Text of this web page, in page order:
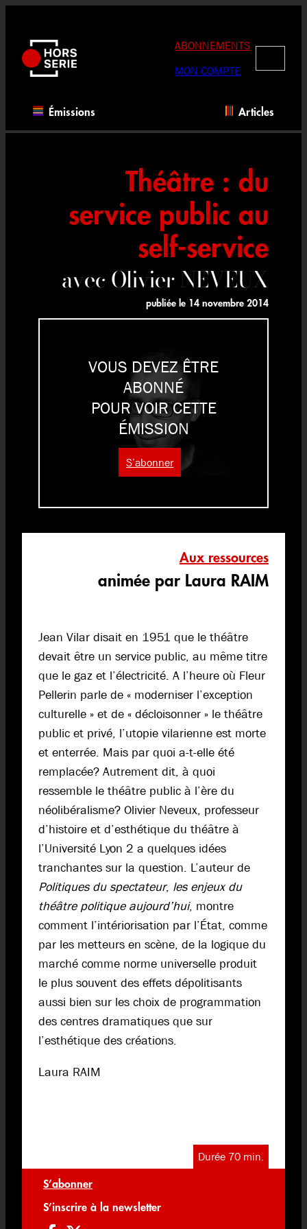
contenu
ABONNEMENTS
MON COMPTE
Émissions Articles
Théâtre : du
service public au
self-service
avec Olivier NEVEUX
publiée le 14 novembre 2014
VOUS DEVEZ ÊTRE
ABONNÉ
POUR VOIR CETTE
ÉMISSION
S’abonner
Aux ressources
animée par Laura RAIM
Jean Vilar disait en 1951 que le théâtre
devait être un service public, au même titre
que le gaz et l’électricité. A l’heure où Fleur
Pellerin parle de « moderniser l’exception
culturelle » et de « décloisonner » le théâtre
public et privé, l’utopie vilarienne est morte
et enterrée. Mais par quoi a-t-elle été
remplacée? Autrement dit, à quoi
ressemble le théâtre public à l’ère du
néolibéralisme? Olivier Neveux, professeur
d’histoire et d’esthétique du théâtre à
l’Université Lyon 2 a quelques idées
tranchantes sur la question. L’auteur de
Politiques du spectateur, les enjeux du
théâtre politique aujourd’hui, montre
comment l’intériorisation par l’État, comme
par les metteurs en scène, de la logique du
marché comme norme universelle produit
le plus souvent des effets dépolitisants
aussi bien sur les choix de programmation
des centres dramatiques que sur
l’esthétique des créations.
Laura RAIM
Durée 70 min.
S’abonner
S’inscrire à la newsletter